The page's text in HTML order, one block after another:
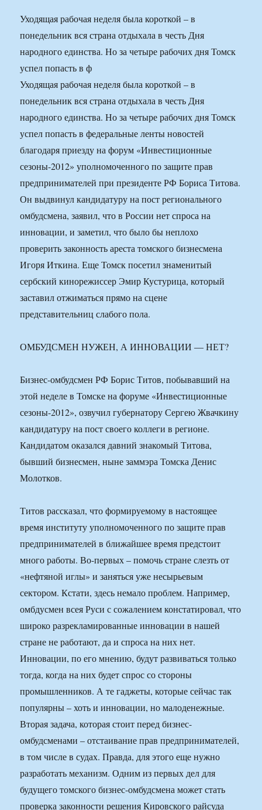
Уходящая рабочая неделя была короткой – в
понедельник вся страна отдыхала в честь Дня
народного единства. Но за четыре рабочих дня Томск
успел попасть в ф
Уходящая рабочая неделя была короткой – в
понедельник вся страна отдыхала в честь Дня
народного единства. Но за четыре рабочих дня Томск
успел попасть в федеральные ленты новостей
благодаря приезду на форум «Инвестиционные
сезоны-2012» уполномоченного по защите прав
предпринимателей при президенте РФ Бориса Титова.
Он выдвинул кандидатуру на пост регионального
омбудсмена, заявил, что в России нет спроса на
инновации, и заметил, что было бы неплохо
проверить законность ареста томского бизнесмена
Игоря Иткина. Еще Томск посетил знаменитый
сербский кинорежиссер Эмир Кустурица, который
заставил отжиматься прямо на сцене
представительниц слабого пола.
ОМБУДСМЕН НУЖЕН, А ИННОВАЦИИ — НЕТ?
Бизнес-омбудсмен РФ Борис Титов, побывавший на
этой неделе в Томске на форуме «Инвестиционные
сезоны-2012», озвучил губернатору Сергею Жвачкину
кандидатуру на пост своего коллеги в регионе.
Кандидатом оказался давний знакомый Титова,
бывший бизнесмен, ныне заммэра Томска Денис
Молотков.
Титов рассказал, что формируемому в настоящее
время институту уполномоченного по защите прав
предпринимателей в ближайшее время предстоит
много работы. Во-первых – помочь стране слезть от
«нефтяной иглы» и заняться уже несырьевым
сектором. Кстати, здесь немало проблем. Например,
омбдусмен всея Руси с сожалением констатировал, что
широко разрекламированные инновации в нашей
стране не работают, да и спроса на них нет.
Инновации, по его мнению, будут развиваться только
тогда, когда на них будет спрос со стороны
промышленников. А те гаджеты, которые сейчас так
популярны – хоть и инновации, но малоденежные.
Вторая задача, которая стоит перед бизнес-
омбудсменами – отстаивание прав предпринимателей,
в том числе в судах. Правда, для этого еще нужно
разработать механизм. Одним из первых дел для
будущего томского бизнес-омбудсмена может стать
проверка законности решения Кировского райсуда